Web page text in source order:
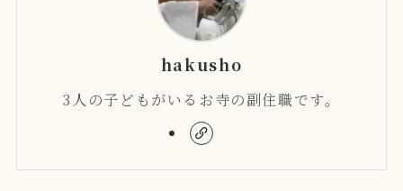
hakusho
3人の子どもがいるお寺の副住職です。